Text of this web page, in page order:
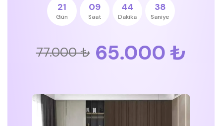
21
Gün
09
Saat
44
Dakika
37
Saniye
77.000 ₺ 65.000 ₺